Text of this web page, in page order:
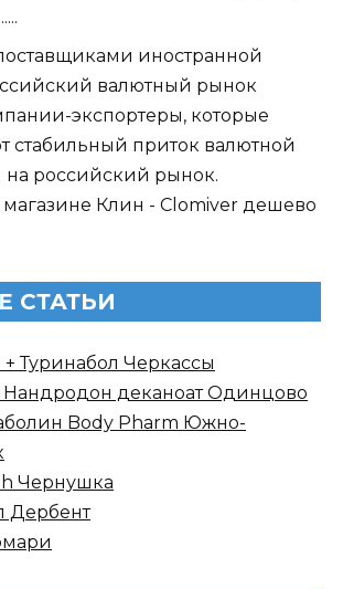
иностранной
валютный рынок
экспортеры, которые
стабильный приток валютной
на российский рынок.
Клин - Clomiver дешево
СТАТЬИ
Туринабол Черкассы
Нандродон деканоат Одинцово
Body Pharm Южно-
Чернушка
Дербент